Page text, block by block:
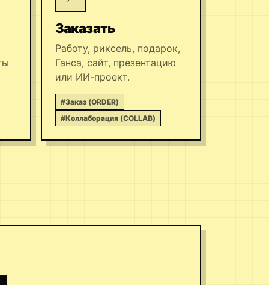
Заказать
Работу, риксель, подарок,
Ганса, сайт, презентацию
или ИИ-проект.
#Заказ (ORDER)
#Коллаборация (COLLAB)